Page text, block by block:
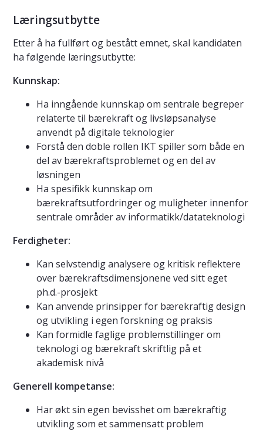
Læringsutbytte
Etter å ha fullført og bestått emnet, skal kandidaten
ha følgende læringsutbytte:
Kunnskap:
Ha inngående kunnskap om sentrale begreper
relaterte til bærekraft og livsløpsanalyse
anvendt på digitale teknologier
Forstå den doble rollen IKT spiller som både en
del av bærekraftsproblemet og en del av
løsningen
Ha spesifikk kunnskap om
bærekraftsutfordringer og muligheter innenfor
sentrale områder av informatikk/datateknologi
Ferdigheter:
Kan selvstendig analysere og kritisk reflektere
over bærekraftsdimensjonene ved sitt eget
ph.d.-prosjekt
Kan anvende prinsipper for bærekraftig design
og utvikling i egen forskning og praksis
Kan formidle faglige problemstillinger om
teknologi og bærekraft skriftlig på et
akademisk nivå
Generell kompetanse:
Har økt sin egen bevisshet om bærekraftig
utvikling som et sammensatt problem